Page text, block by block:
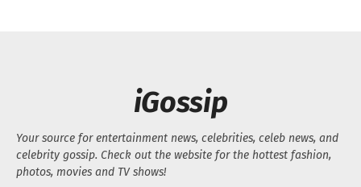
iGossip
Your source for entertainment news, celebrities, celeb news, and
celebrity gossip. Check out the website for the hottest fashion,
photos, movies and TV shows!